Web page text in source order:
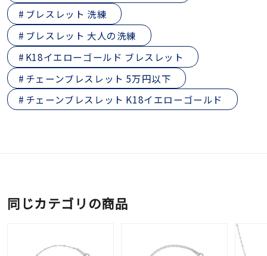
ブレスレット 洗練
ブレスレット 大人の洗練
K18イエローゴールド ブレスレット
チェーンブレスレット 5万円以下
チェーンブレスレット K18イエローゴールド
同じカテゴリの商品